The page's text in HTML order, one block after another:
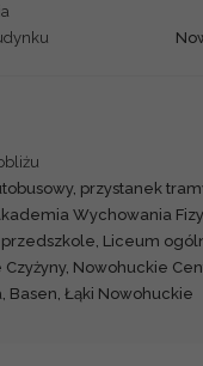
przystanek
Wychowania
Liceum
Nowohuckie
Basen, Łąki Nowohuckie